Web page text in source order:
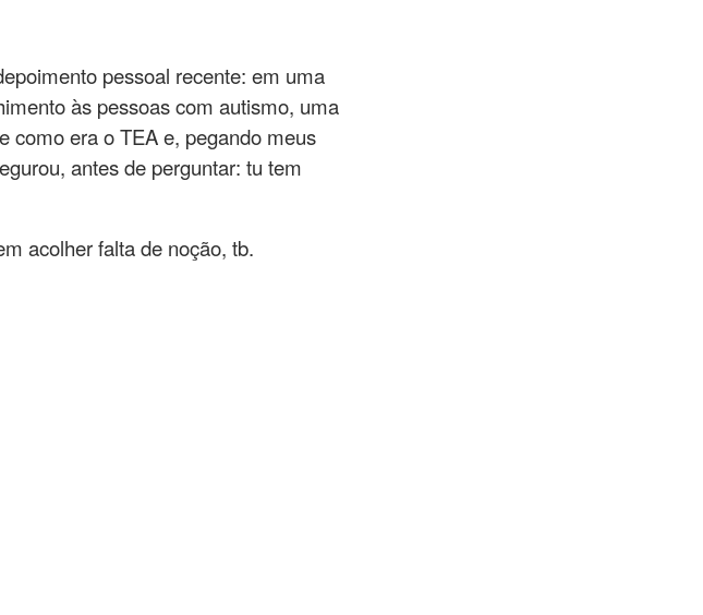
pessoal recente: em uma
às pessoas com autismo, uma
como era o TEA e, pegando meus
antes de perguntar: tu tem
acolher falta de noção, tb.